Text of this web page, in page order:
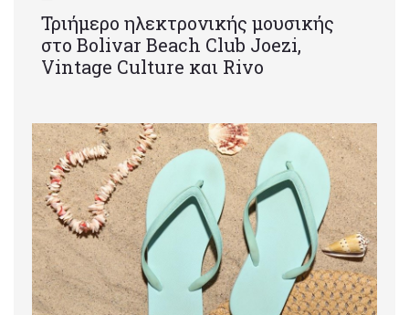
Τριήμερο ηλεκτρονικής μουσικής
στο Bolivar Beach Club Joezi,
Vintage Culture και Rivo